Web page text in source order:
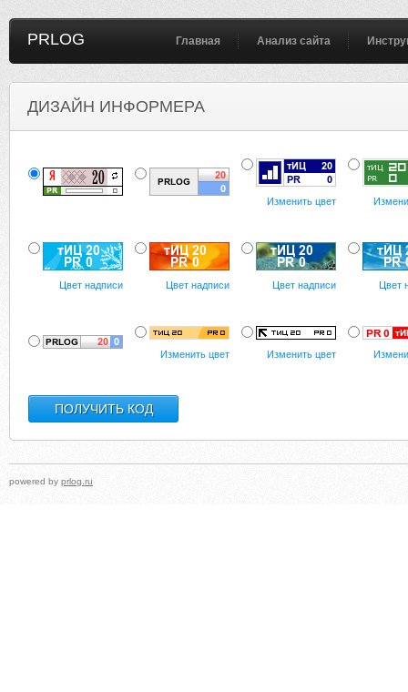
PRLOG Главная Анализ сайта
ДИЗАЙН ИНФОРМЕРА
Изменить цвет
Цвет надписи Цвет надписи Цвет надписи Цвет
Изменить цвет Изменить цвет
powered by prlog.ru